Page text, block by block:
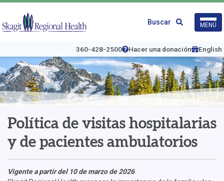
Ir
contenido
de
Health
360-428-2500 Hacer una donación English
Buscar MENÚ
Política de visitas hospitalarias
y de pacientes ambulatorios
Vigente a partir del 10 de marzo de 2026